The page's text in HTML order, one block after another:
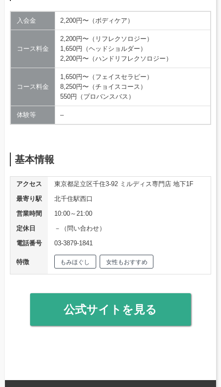
入会金 2,200円〜（ボディケア）
コース料金
2,200円〜（リフレクソロジー）
1,650円（ヘッドショルダー）
2,200円〜（ハンドリフレクソロジー）
コース料金
1,650円〜（フェイスセラピー）
8,250円〜（チョイスコース）
550円（プロバンスバス）
体験等 –
基本情報
アクセス
東京都足立区千住3-92 ミルディス専門店 地下1F
最寄り駅
北千住駅西口
営業時間
10:00～21:00
定休日
－（問い合わせ）
電話番号
03-3879-1841
特徴 もみほぐし 女性もおすすめ
公式サイトを見る